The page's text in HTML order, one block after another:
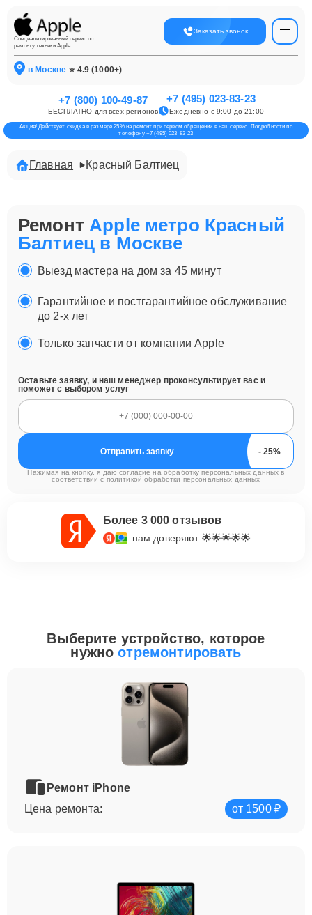
Специализированный сервис по
ремонту техники Apple
Заказать звонок
в Москве ⭐ 4.9 (1000+)
+7 (800) 100-49-87
БЕСПЛАТНО для всех регионов
+7 (495) 023-83-23
Ежедневно с 9:00 до 21:00
Акция! Действует скидка в размере 25% на ремонт при первом обращении в наш сервис. Подробности по
телефону +7 (495) 023-83-23
Главная Красный Балтиец
РемонтApple метро Красный
Балтиец в Москве
Выезд мастера на дом за 45 минут
Гарантийное и постгарантийное обслуживание
до 2-х лет
Только запчасти от компании Apple
Оставьте заявку, и наш менеджер проконсультирует вас и
поможет с выбором услуг
Отправить заявку
Нажимая на кнопку, я даю согласие на обработку персональных данных в
соответствии с политикой обработки персональных данных
Более 3 000 отзывов
нам доверяют 🌟🌟🌟🌟🌟
Выберите устройство, которое
нужноотремонтировать
Ремонт iPhone
Цена ремонта:
от 1500 ₽